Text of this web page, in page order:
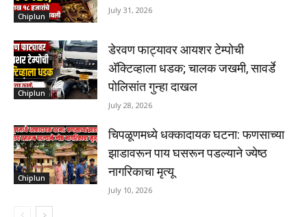
Chiplun
July 31, 2026
Chiplun
डेरवण फाट्यावर आयशर टेम्पोची
अ‍ॅक्टिव्हाला धडक; चालक जखमी, सावर्डे
पोलिसांत गुन्हा दाखल
July 28, 2026
Chiplun
चिपळूणमध्ये धक्कादायक घटना: फणसाच्या
झाडावरून पाय घसरून पडल्याने ज्येष्ठ
नागरिकाचा मृत्यू
July 10, 2026